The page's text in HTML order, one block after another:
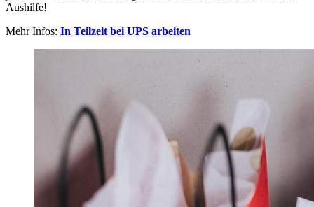
Aushilfe!
Mehr Infos: In Teilzeit bei UPS arbeiten